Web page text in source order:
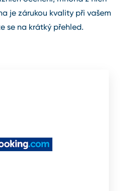
je zárukou kvality při vašem
se na krátký přehled.